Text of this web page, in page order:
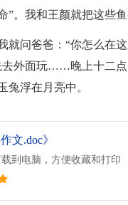
。我和王颜就把这些
就问爸爸：“你怎么在
去外面玩……晚上十二
兔浮在月亮中。
文.doc》
到电脑，方便收藏和打印